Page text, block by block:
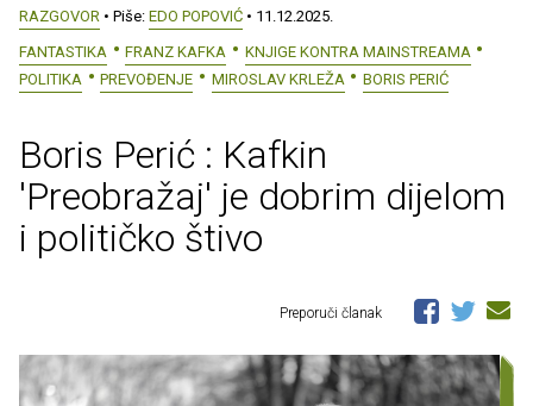
RAZGOVOR • Piše: EDO POPOVIĆ • 11.12.2025.
FANTASTIKA
FRANZ KAFKA
KNJIGE KONTRA MAINSTREAMA
POLITIKA
PREVOĐENJE MIROSLAV KRLEŽA BORIS PERIĆ
Boris Perić : Kafkin
'Preobražaj' je dobrim dijelom
i političko štivo
Preporuči članak